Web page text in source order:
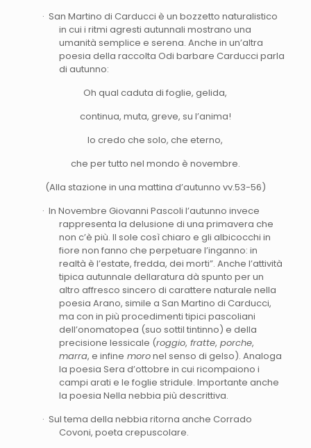
· San Martino di Carducci è un bozzetto naturalistico
in cui i ritmi agresti autunnali mostrano una
umanità semplice e serena. Anche in un’altra
poesia della raccolta Odi barbare Carducci parla
di autunno:
Oh qual caduta di foglie, gelida,
continua, muta, greve, su l’anima!
Io credo che solo, che eterno,
che per tutto nel mondo è novembre.
(Alla stazione in una mattina d’autunno vv.53-56)
· In Novembre Giovanni Pascoli l’autunno invece
rappresenta la delusione di una primavera che
non c’è più. Il sole così chiaro e gli albicocchi in
fiore non fanno che perpetuare l’inganno: in
realtà è l’estate, fredda, dei morti”. Anche l’attività
tipica autunnale dellaratura dà spunto per un
altro affresco sincero di carattere naturale nella
poesia Arano, simile a San Martino di Carducci,
ma con in più procedimenti tipici pascoliani
dell’onomatopea (suo sottil tintinno) e della
precisione lessicale (roggio, fratte, porche,
marra, e infine moronel senso di gelso). Analoga
la poesia Sera d’ottobre in cui ricompaiono i
campi arati e le foglie stridule. Importante anche
la poesia Nella nebbia più descrittiva.
· Sul tema della nebbia ritorna anche Corrado
Covoni, poeta crepuscolare.